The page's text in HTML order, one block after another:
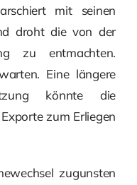
mit seinen
droht die von der
zu entmachten.
Eine längere
könnte die
zum Erliegen
zugunsten